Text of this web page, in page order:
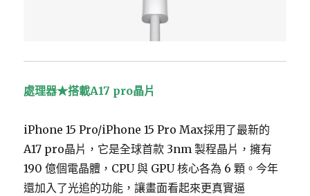
處理器★搭載A17 pro晶片
iPhone 15 Pro/iPhone 15 Pro Max採用了最新的
A17 pro晶片，它是全球首款 3nm 製程晶片，擁有
190 億個電晶體，CPU 與 GPU 核心各為 6 顆。今年
還加入了光追的功能，讓畫面看起來更真實逼